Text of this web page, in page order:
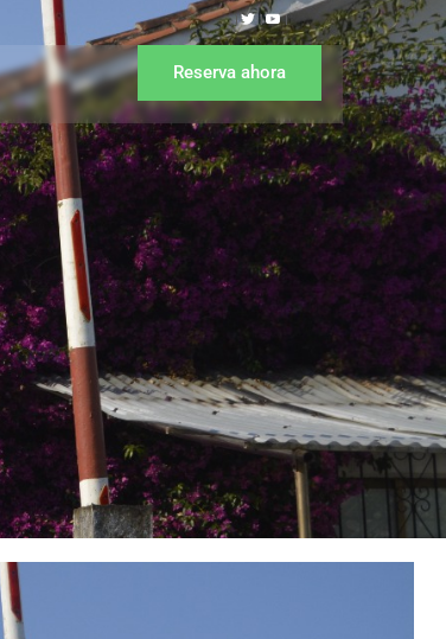
Reserva ahora